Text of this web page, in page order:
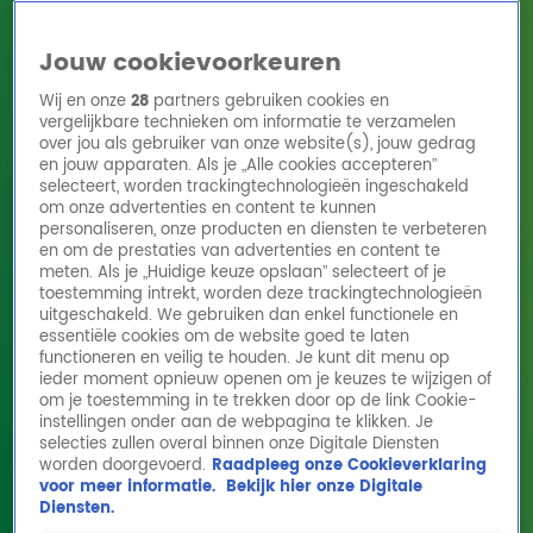
HomeActiesRadioshows DJ'sRadio 10 zendersHitlijsten
Radio luisteren
Volg Radio 10
Zoeken
HomeOnline Radio LuisterenActiesShowsAlle zenders
Jack Plooij over Verstappen: ‘Als het niet
goed gaat wisselt ‘ie naar Mercedes’
26 feb 2026, 17:14
Jouw cookievoorkeuren
Wij en onze28 partners gebruiken cookies en
vergelijkbare technieken om informatie te verzamelen
over jou als gebruiker van onze website(s), jouw gedrag
en jouw apparaten. Als je „Alle cookies accepteren”
selecteert, worden trackingtechnologieën ingeschakeld
om onze advertenties en content te kunnen
personaliseren, onze producten en diensten te verbeteren
en om de prestaties van advertenties en content te
meten. Als je „Huidige keuze opslaan” selecteert of je
toestemming intrekt, worden deze trackingtechnologieën
uitgeschakeld. We gebruiken dan enkel functionele en
essentiële cookies om de website goed te laten
functioneren en veilig te houden. Je kunt dit menu op
ieder moment opnieuw openen om je keuzes te wijzigen of
om je toestemming in te trekken door op de link Cookie-
instellingen onder aan de webpagina te klikken. Je
selecties zullen overal binnen onze Digitale Diensten
worden doorgevoerd. Raadpleeg onze Cookieverklaring
voor meer informatie. Bekijk hier onze Digitale
Diensten.